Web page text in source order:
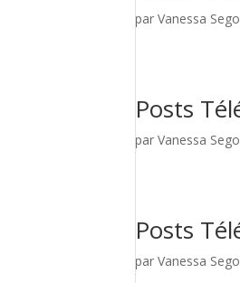
parVanessa
Posts
parVanessa
Posts
parVanessa